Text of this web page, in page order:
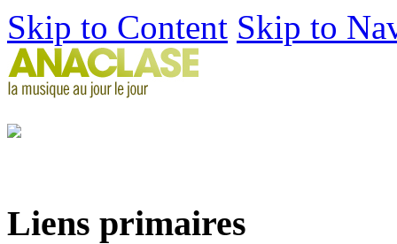
Skip to Content Skip to
Liens primaires